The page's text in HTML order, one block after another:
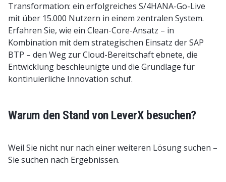
Transformation: ein erfolgreiches S/4HANA-Go-Live
mit über 15.000 Nutzern in einem zentralen System.
Erfahren Sie, wie ein Clean-Core-Ansatz – in
Kombination mit dem strategischen Einsatz der SAP
BTP – den Weg zur Cloud-Bereitschaft ebnete, die
Entwicklung beschleunigte und die Grundlage für
kontinuierliche Innovation schuf.
Warum den Stand von LeverX besuchen?
Weil Sie nicht nur nach einer weiteren Lösung suchen –
Sie suchen nach Ergebnissen.